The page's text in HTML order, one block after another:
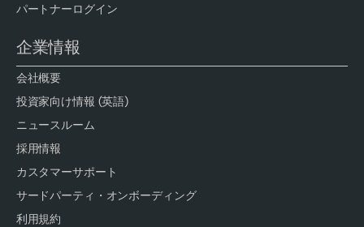
パートナーログイン
企業情報
会社概要
投資家向け情報 (英語)
ニュースルーム
採用情報
カスタマーサポート
サードパーティ・オンボーディング
利用規約